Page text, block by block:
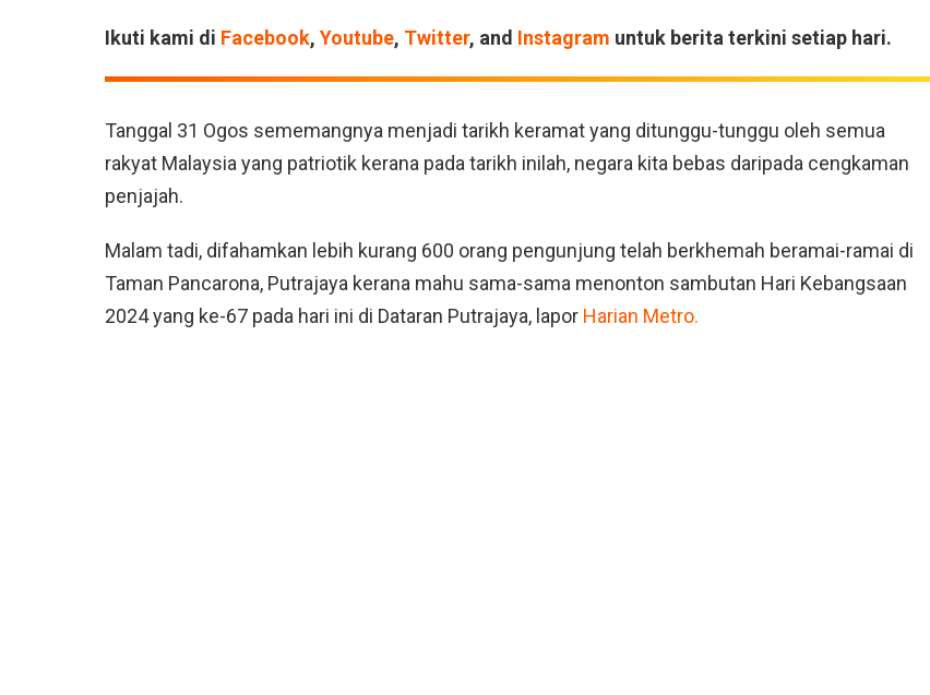
Ikuti kami di Facebook, Youtube, Twitter, and Instagram untuk berita terkini setiap hari.
Tanggal 31 Ogos sememangnya menjadi tarikh keramat yang ditunggu-tunggu oleh semua
rakyat Malaysia yang patriotik kerana pada tarikh inilah, negara kita bebas daripada cengkaman
penjajah.
Malam tadi, difahamkan lebih kurang 600 orang pengunjung telah berkhemah beramai-ramai di
Taman Pancarona, Putrajaya kerana mahu sama-sama menonton sambutan Hari Kebangsaan
2024 yang ke-67 pada hari ini di Dataran Putrajaya, lapor Harian Metro.